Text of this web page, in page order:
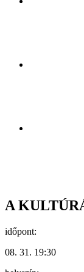
A
időpont:
08. 31. 19:30